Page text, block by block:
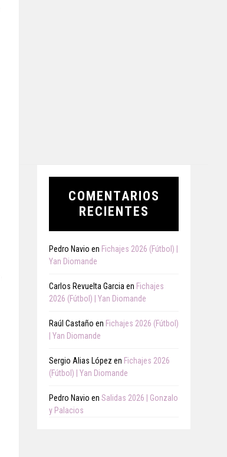
COMENTARIOS
RECIENTES
Pedro Navio en Fichajes 2026 (Fútbol) |
Yan Diomande
Carlos Revuelta Garcia en Fichajes
2026 (Fútbol) | Yan Diomande
Raúl Castaño en Fichajes 2026 (Fútbol)
| Yan Diomande
Sergio Alias López en Fichajes 2026
(Fútbol) | Yan Diomande
Pedro Navio en Salidas 2026 | Gonzalo
y Palacios